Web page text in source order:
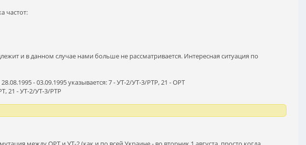
частот:
и в данном случае нами больше не рассматривается. Интересная ситуация по
- 03.09.1995 указывается: 7 - УТ-2/УТ-3/РТР, 21 - ОРТ
21 - УТ-2/УТ-3/РТР